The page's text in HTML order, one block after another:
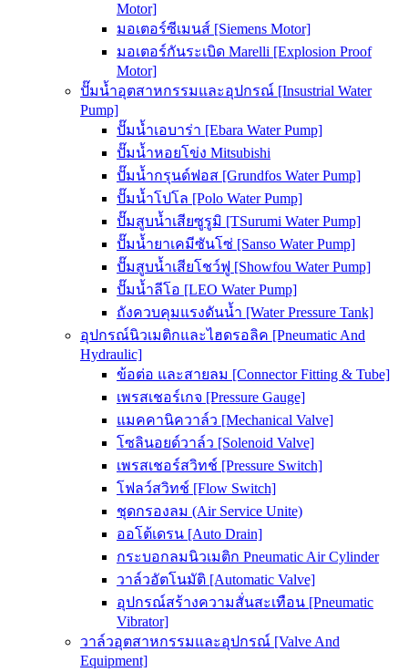
Motor]
มอเตอร์ซีเมนส์ [Siemens Motor]
มอเตอร์กันระเบิด Marelli [Explosion Proof
Motor]
ปั๊มน้ำอุตสาหกรรมและอุปกรณ์ [Insustrial Water
Pump]
ปั๊มน้ำเอบาร่า [Ebara Water Pump]
ปั๊มน้ำหอยโข่ง Mitsubishi
ปั๊มน้ำกรุนด์ฟอส [Grundfos Water Pump]
ปั๊มน้ำโปโล [Polo Water Pump]
ปั๊มสูบน้ำเสียซูรูมิ [TSurumi Water Pump]
ปั๊มน้ำยาเคมีซันโซ่ [Sanso Water Pump]
ปั๊มสูบน้ำเสียโชว์ฟู [Showfou Water Pump]
ปั๊มน้ำลีโอ [LEO Water Pump]
ถังควบคุมแรงดันน้ำ [Water Pressure Tank]
อุปกรณ์นิวเมติกและไฮดรอลิค [Pneumatic And
Hydraulic]
ข้อต่อ และสายลม [Connector Fitting & Tube]
เพรสเชอร์เกจ [Pressure Gauge]
แมคคานิควาล์ว [Mechanical Valve]
โซลินอยด์วาล์ว [Solenoid Valve]
เพรสเชอร์สวิทช์ [Pressure Switch]
โฟลว์สวิทช์ [Flow Switch]
ชุดกรองลม (Air Service Unite)
ออโต้เดรน [Auto Drain]
กระบอกลมนิวเมติก Pneumatic Air Cylinder
วาล์วอัตโนมัติ [Automatic Valve]
อุปกรณ์สร้างความสั่นสะเทือน [Pneumatic
Vibrator]
วาล์วอุตสาหกรรมและอุปกรณ์ [Valve And
Equipment]